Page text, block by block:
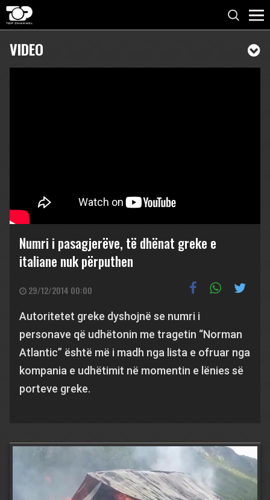
VIDEO
Numri i pasagjerëve, të dhënat greke e
italiane nuk përputhen
29/12/2014 00:00
Autoritetet greke dyshojnë se numri i
personave që udhëtonin me tragetin “Norman
Atlantic” është më i madh nga lista e ofruar nga
kompania e udhëtimit në momentin e lënies së
porteve greke.